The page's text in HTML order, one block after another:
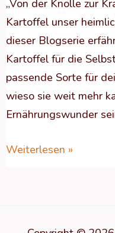
„Von der Knolle zur
Kartoffel unser
dieser Blogserie
Kartoffel für die
passende Sorte für
wieso sie weit mehr
Ernährungswunder
Weiterlesen »